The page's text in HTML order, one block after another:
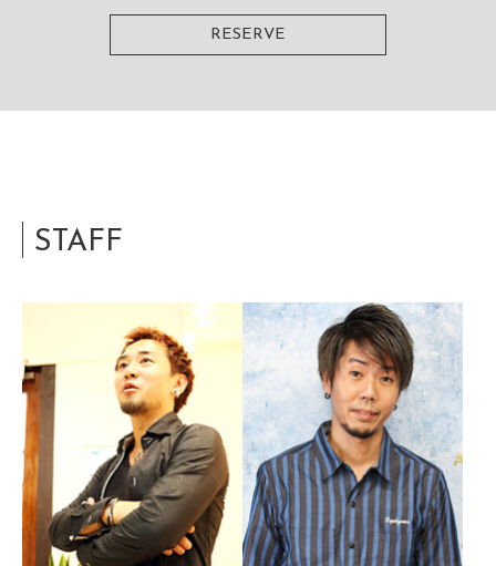
RESERVE
STAFF